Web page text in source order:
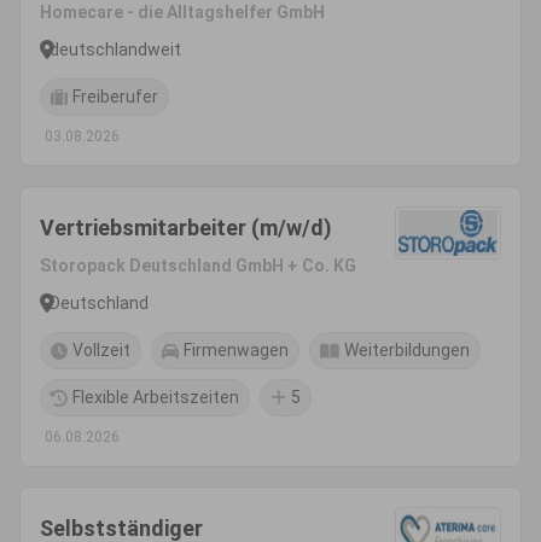
Homecare - die Alltagshelfer GmbH
deutschlandweit
Freiberufer
03.08.2026
Vertriebsmitarbeiter (m/w/d)
Storopack Deutschland GmbH + Co. KG
Deutschland
Vollzeit Firmenwagen Weiterbildungen
Flexible Arbeitszeiten 5
06.08.2026
Selbstständiger